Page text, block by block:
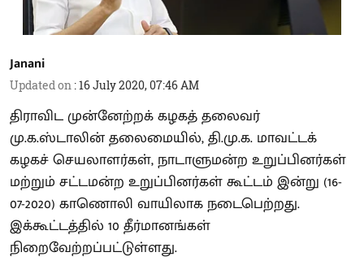
Janani
Updated on :16 July 2020, 07:46 AM
திராவிட முன்னேற்றக் கழகத் தலைவர்
மு.க.ஸ்டாலின் தலைமையில், தி.மு.க. மாவட்டக்
கழகச் செயலாளர்கள், நாடாளுமன்ற உறுப்பினர்கள்
மற்றும் சட்டமன்ற உறுப்பினர்கள் கூட்டம் இன்று (16-
07-2020) காணொலி வாயிலாக நடைபெற்றது.
இக்கூட்டத்தில் 10 தீர்மானங்கள்
நிறைவேற்றப்பட்டுள்ளது.